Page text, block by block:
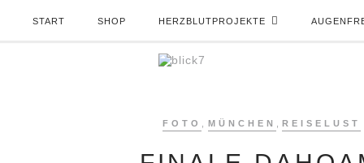
START SHOP HERZBLUTPROJEKTE
FOTO MÜNCHEN REISELUST